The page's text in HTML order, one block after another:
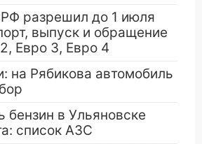
разрешил до 1 июля
выпуск и обращение
Евро 3, Евро 4
на Рябикова автомобиль
бензин в Ульяновске
список АЗС